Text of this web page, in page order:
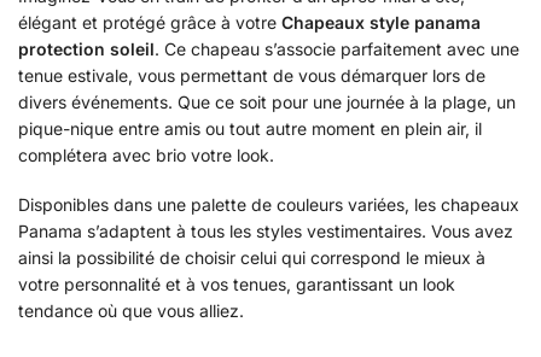
élégant et protégé grâce à votre Chapeaux style panama
protection soleil. Ce chapeau s’associe parfaitement avec une
tenue estivale, vous permettant de vous démarquer lors de
divers événements. Que ce soit pour une journée à la plage, un
pique-nique entre amis ou tout autre moment en plein air, il
complétera avec brio votre look.
Disponibles dans une palette de couleurs variées, les chapeaux
Panama s’adaptent à tous les styles vestimentaires. Vous avez
ainsi la possibilité de choisir celui qui correspond le mieux à
votre personnalité et à vos tenues, garantissant un look
tendance où que vous alliez.